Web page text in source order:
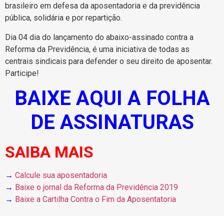
brasileiro em defesa da aposentadoria e da previdência
pública, solidária e por repartição.
Dia 04 dia do lançamento do abaixo-assinado contra a
Reforma da Previdência, é uma iniciativa de todas as
centrais sindicais para defender o seu direito de aposentar.
Participe!
BAIXE AQUI A FOLHA
DE ASSINATURAS
SAIBA MAIS
→ Calcule sua aposentadoria
→ Baixe o jornal da Reforma da Previdência 2019
→ Baixe a Cartilha Contra o Fim da Aposentatoria